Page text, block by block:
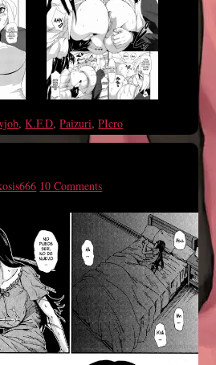
,K.F.D,Paizuri,PIero
10 Comments